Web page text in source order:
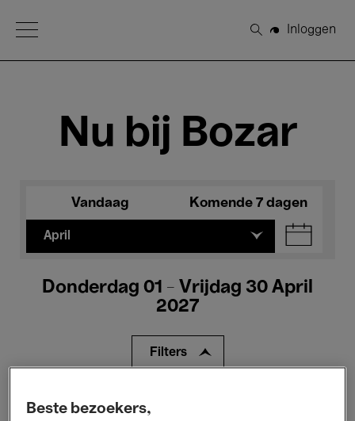
Open Menu
Zoeken
Inloggen
Nu bij Bozar
Vandaag Komende 7 dagen
April
Donderdag 01 - Vrijdag 30 April
2027
Filters
Alle evenementen
Beste bezoekers,